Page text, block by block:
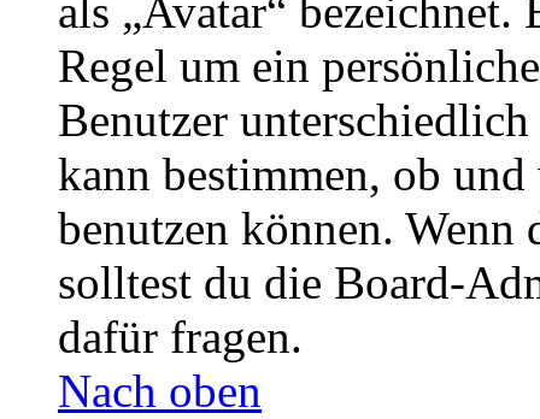
als „Avatar“
Regel um ein
Benutzer
kann bestimmen, ob
benutzen können. Wenn
solltest du die Board-
dafür fragen.
Nach oben